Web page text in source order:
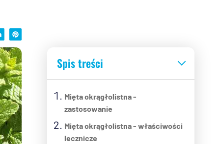
Spis treści
Mięta okrągłolistna -
zastosowanie
Mięta okrągłolistna - właściwości
lecznicze